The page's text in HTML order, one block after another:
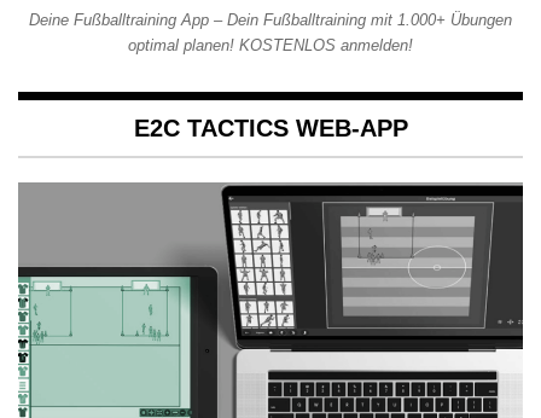
Deine Fußballtraining App – Dein Fußballtraining mit 1.000+ Übungen
optimal planen! KOSTENLOS anmelden!
E2C TACTICS WEB-APP